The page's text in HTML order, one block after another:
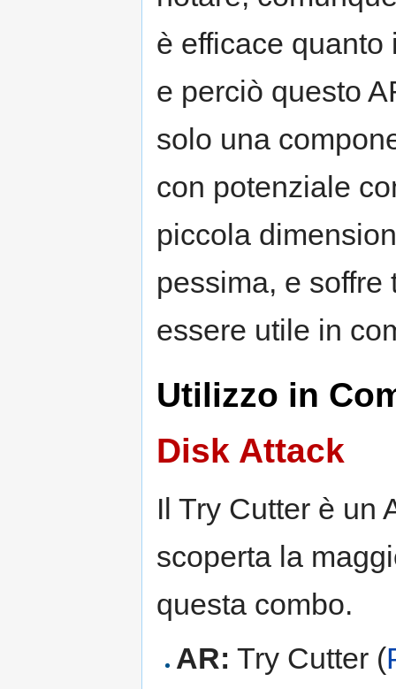
è efficace
e perciò questo
solo una
con potenziale
piccola
pessima, e
essere utile in
Utilizzo in
Disk Attack
Il Try Cutter è un
scoperta la
questa combo.
AR: Try Cutter (